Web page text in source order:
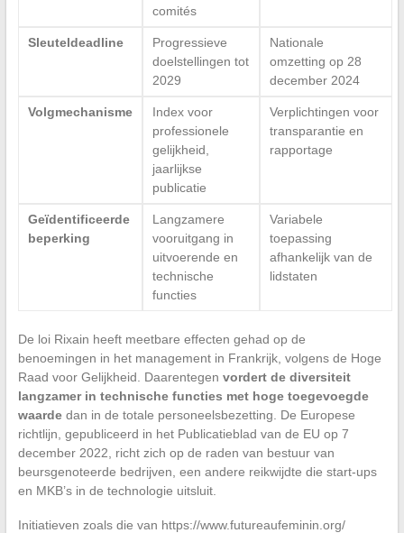
comités
Sleuteldeadline
Progressieve
doelstellingen tot
2029
Nationale
omzetting op 28
december 2024
Volgmechanisme
Index voor
professionele
gelijkheid,
jaarlijkse
publicatie
Verplichtingen voor
transparantie en
rapportage
Geïdentificeerde
beperking
Langzamere
vooruitgang in
uitvoerende en
technische
functies
Variabele
toepassing
afhankelijk van de
lidstaten
De loi Rixain heeft meetbare effecten gehad op de
benoemingen in het management in Frankrijk, volgens de Hoge
Raad voor Gelijkheid. Daarentegen vordert de diversiteit
langzamer in technische functies met hoge toegevoegde
waardedan in de totale personeelsbezetting. De Europese
richtlijn, gepubliceerd in het Publicatieblad van de EU op 7
december 2022, richt zich op de raden van bestuur van
beursgenoteerde bedrijven, een andere reikwijdte die start-ups
en MKB’s in de technologie uitsluit.
Initiatieven zoals die van https://www.futureaufeminin.org/